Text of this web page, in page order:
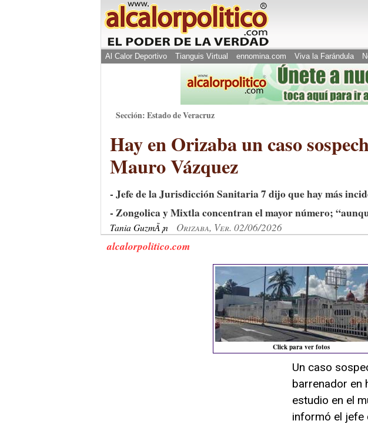
Al Calor Deportivo Tianguis Virtual ennomina.com Viva la Farándula
Sección: Estado de Veracruz
Hay en Orizaba un caso
Mauro Vázquez
- Jefe de la Jurisdicción Sanitaria 7 dijo que hay más
- Zongolica y Mixtla concentran el mayor número;
Tania GuzmÃ¡n Orizaba, Ver. 02/06/2026
alcalorpolitico.com
Click para ver fotos
Un caso
barrenador en
estudio en el
informó el jefe